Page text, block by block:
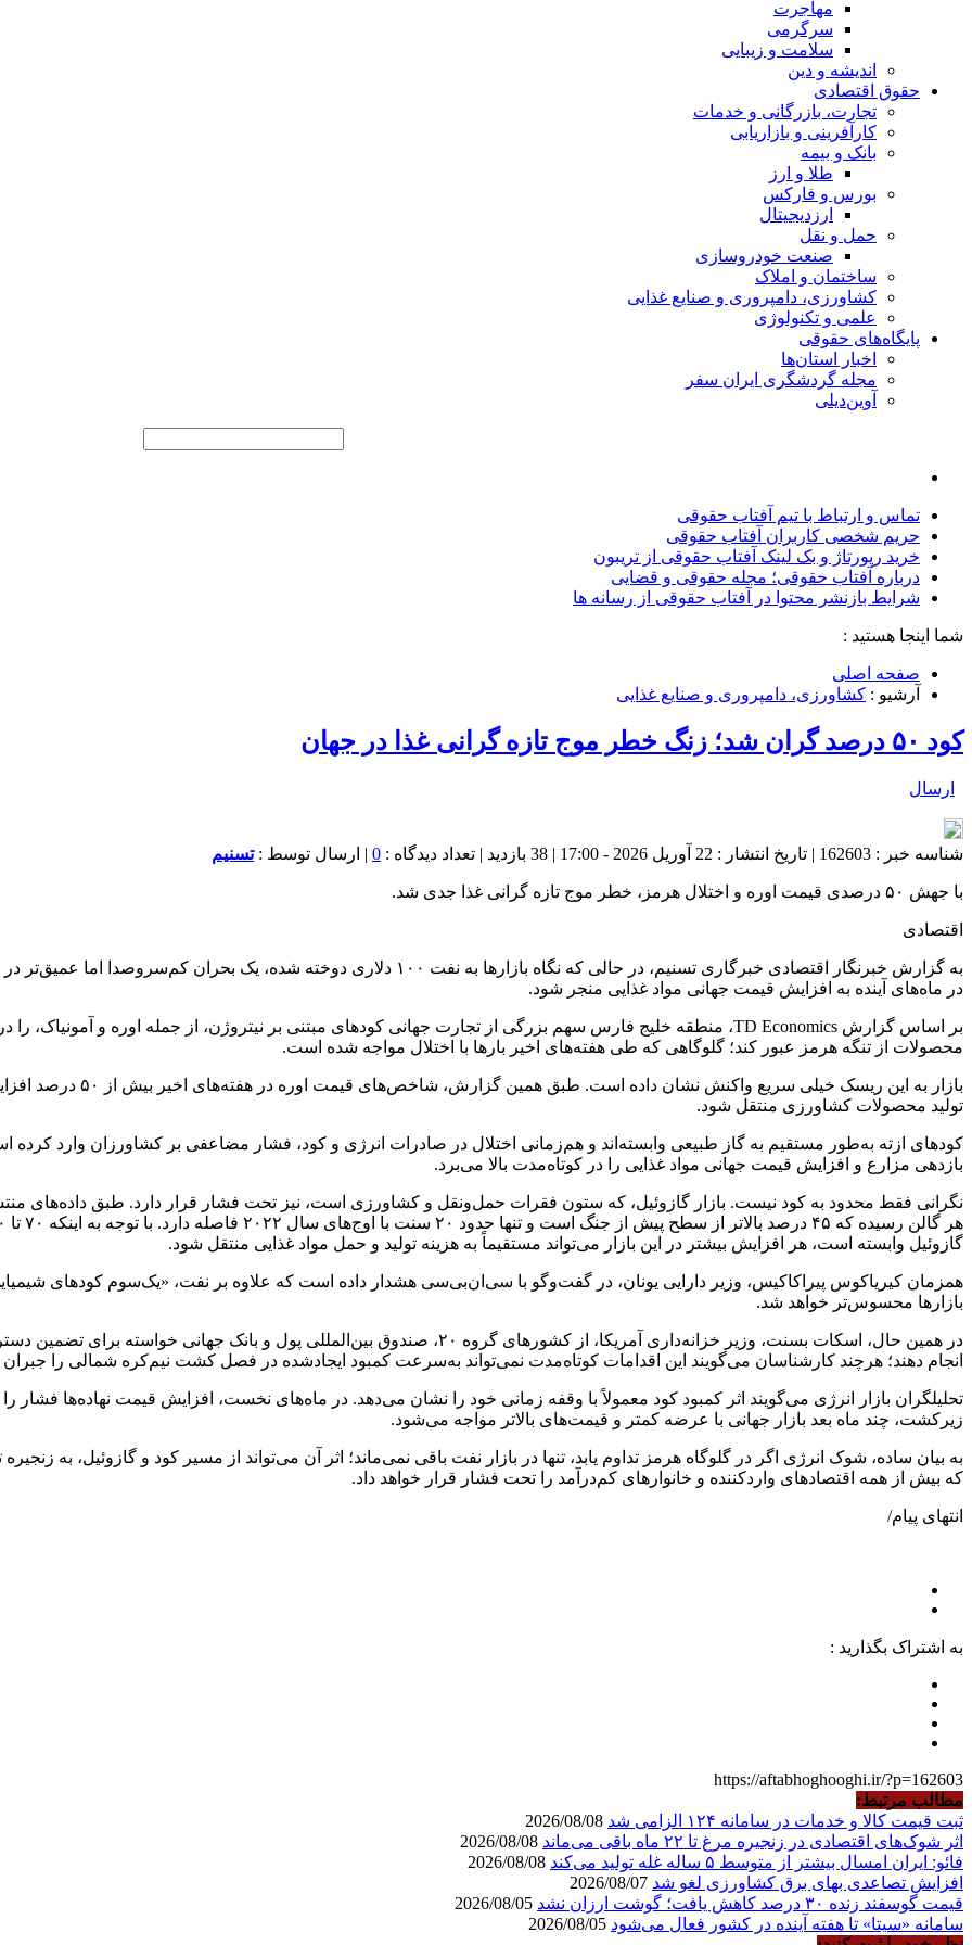
مهاجرت
سرگرمی
سلامت و زیبایی
اندیشه و دین
حقوق اقتصادی
تجارت، بازرگانی و خدمات
کارآفرینی و بازاریابی
بانک و بیمه
طلا و ارز
بورس و فارکس
ارزدیجیتال
حمل و نقل
صنعت خودروسازی
ساختمان و املاک
کشاورزی، دامپروری و صنایع غذایی
علمی و تکنولوژی
پایگاه‌های حقوقی
اخبار استان‌ها
مجله گردشگری ایران سفر
آوین‌دیلی
تماس و ارتباط با تیم آفتاب حقوقی
حریم شخصی کاربران آفتاب حقوقی
خرید رپورتاژ و بک لینک آفتاب حقوقی از تریبون
درباره آفتاب حقوقی؛ مجله حقوقی و قضایی
شرایط بازنشر محتوا در آفتاب حقوقی از رسانه ها
شما اینجا هستید :
صفحه اصلی
آرشیو : کشاورزی، دامپروری و صنایع غذایی
کود ۵۰ درصد گران شد؛ زنگ خطر موج تازه گرانی غذا در جهان
ارسال
شناسه خبر : 162603 | تاریخ انتشار : 22 آوریل 2026 - 17:00 | 38 بازدید | تعداد دیدگاه : 0 | ارسال توسط :تسنیم
با جهش ۵۰ درصدی قیمت اوره و اختلال هرمز، خطر موج تازه گرانی غذا جدی شد.
اقتصادی
به گزارش خبرنگار اقتصادی خبرگاری تسنیم، در حالی که نگاه بازارها به نفت ۱۰۰ دلاری
در ماه‌های آینده به افزایش قیمت جهانی مواد غذایی منجر شود.
محصولات از تنگه هرمز عبور کند؛ گلوگاهی که طی هفته‌های اخیر بارها با اختلال مواجه شده است.
بازار به این ریسک خیلی
تولید محصولات کشاورزی منتقل شود.
بازدهی مزارع و افزایش قیمت جهانی مواد غذایی را در کوتاه‌مدت بالا می‌برد.
گازوئیل وابسته است، هر افزایش بیشتر در این بازار می‌تواند مستقیماً به هزینه تولید و حمل مواد غذایی منتقل شود.
همزمان کیریاکوس پیراکاکیس، وزیر دارایی یونان، در گفت‌وگو با سی‌ان‌بی‌سی هشدار داده است که علاوه بر نفت، «یک‌سوم کودهای
بازارها محسوس‌تر خواهد شد.
در همین حال، اسکات بسنت، وزیر خزانه‌داری آمریکا، از کشورهای گروه ۲۰، صندوق بین‌المللی
انجام دهند؛ هرچند کارشناسان می‌گویند این اقدامات کوتاه‌مدت نمی‌تواند به‌سرعت کمبود ایجادشده در فصل کشت نیم‌کره شمالی را جبران
تحلیلگران بازار انرژی می‌گویند اثر کمبود کود معمولاً با وقفه زمانی خود را نشان می‌دهد. در ماه‌های نخست، افزایش قیمت نهاده‌ها
زیرکشت، چند ماه بعد بازار جهانی با عرضه کمتر و قیمت‌های بالاتر مواجه می‌شود.
به بیان ساده، شوک انرژی اگر در گلوگاه هرمز تداوم یابد، تنها در بازار نفت باقی نمی‌ماند؛ اثر آن می‌تواند از مسیر کود و گازوئیل، به
که بیش از همه اقتصادهای واردکننده و خانوارهای کم‌درآمد را تحت فشار قرار خواهد داد.
انتهای پیام/
به اشتراک بگذارید :
https://aftabhoghooghi.ir/?p=162603
مطالب مرتبط:
ثبت قیمت کالا و خدمات در سامانه ۱۲۴ الزامی شد
اثر شوک‌های اقتصادی در زنجیره مرغ تا ۲۲ ماه باقی می‌ماند
فائو: ایران امسال بیشتر از متوسط ۵ ساله غله تولید می‌کند
افزایش تصاعدی بهای برق کشاورزی لغو شد
قیمت گوسفند زنده ۳۰ درصد کاهش یافت؛ گوشت ارزان نشد
سامانه «سیتا» تا هفته آینده در کشور فعال می‌شود